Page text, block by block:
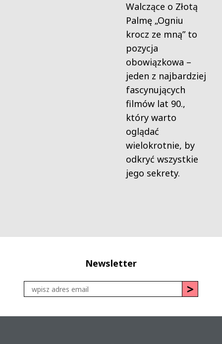
Walczące o Złotą
Palmę „Ogniu
krocz ze mną” to
pozycja
obowiązkowa –
jeden z najbardziej
fascynujących
filmów lat 90.,
który warto
oglądać
wielokrotnie, by
odkryć wszystkie
jego sekrety.
Newsletter